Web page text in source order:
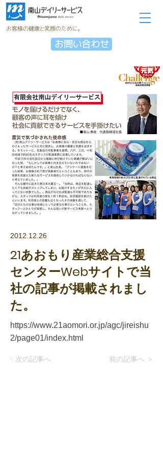
お客様の健康と笑顔のために。
お問い合わせ
2012.12.26
21あおもり産業総合支援
センターWebサイトで当
社の記事が掲載されまし
た。
https://www.21aomori.or.jp/agc/jireishu
2/page01/index.html
< 次の記事へ 前の記事へ ＞